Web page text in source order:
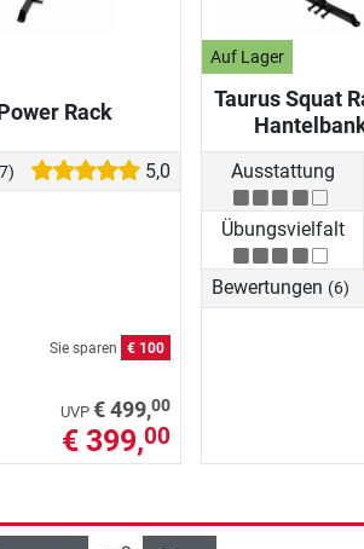
Rack
5,0
Sie sparen € 100
UVP € 499,00
€ 399,00
Auf Lager
Taurus Squat
Ausstattung
Übungsvielfalt
Bewertungen (6)